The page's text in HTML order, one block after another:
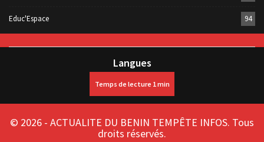
Educ'Espace 94
Langues
© 2026 - ACTUALITE DU BENIN TEMPÊTE INFOS. Tous
droits réservés.